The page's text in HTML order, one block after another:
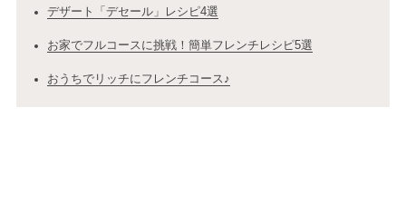
デザート「デセール」レシピ4選
お家でフルコースに挑戦！簡単フレンチレシピ5選
おうちでリッチにフレンチコース♪